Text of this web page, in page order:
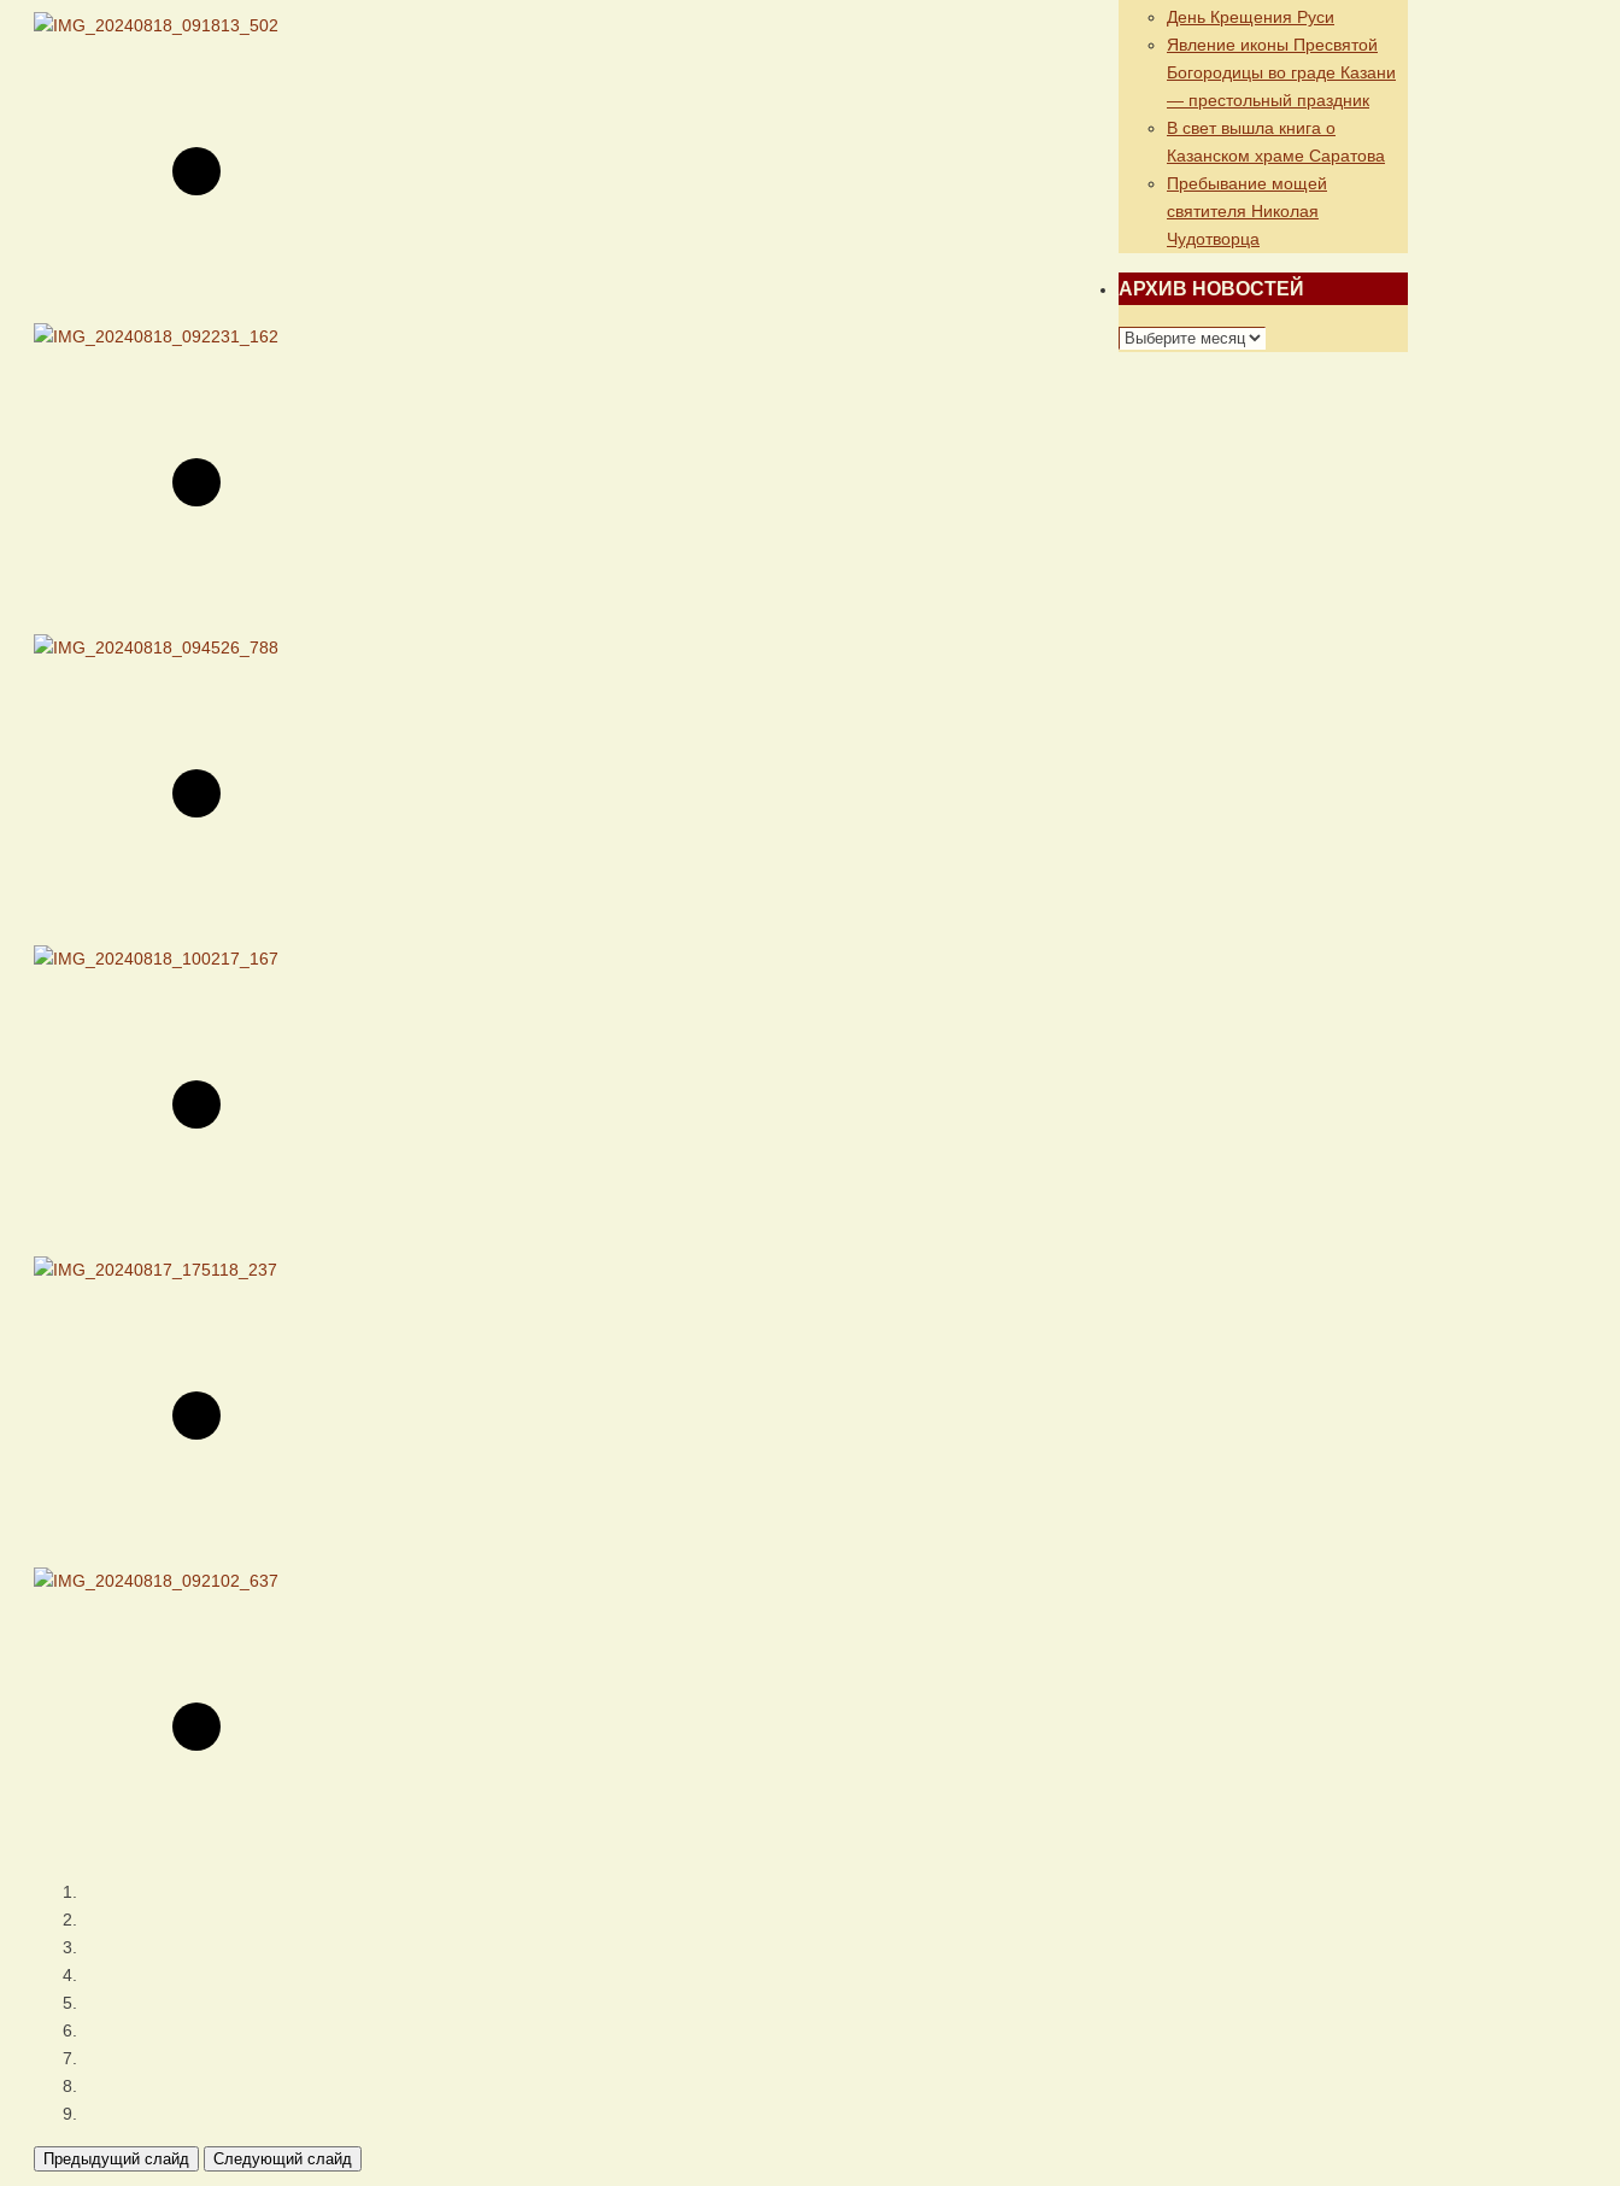
Предыдущий слайд Следующий слайд
День Крещения Руси
Явление иконы Пресвятой
Богородицы во граде Казани
— престольный праздник
В свет вышла книга о
Казанском храме Саратова
Пребывание мощей
святителя Николая
Чудотворца
АРХИВ НОВОСТЕЙ
АРХИВ